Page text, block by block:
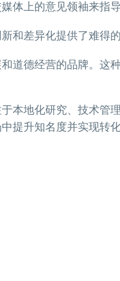
体上的意见领袖来指导
和差异化提供了难得的
道德经营的品牌。这
本地化研究、技术管
提升知名度并实现转化